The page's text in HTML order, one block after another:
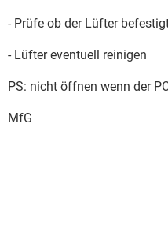
- Prüfe ob der Lüfter
- Lüfter eventuell reinigen
PS: nicht öffnen wenn der
MfG